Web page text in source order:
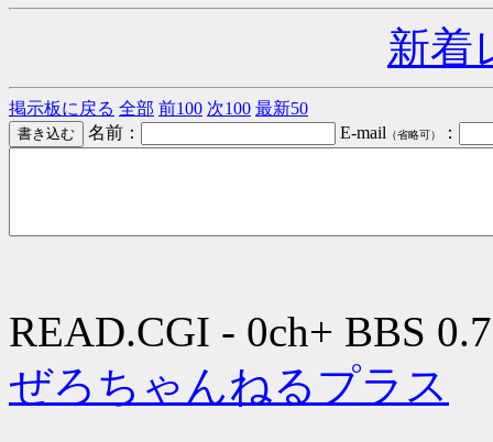
新着
掲示板に戻る 全部 前100 次100 最新50
名前：
E-mail （省略可） ：
READ.CGI - 0ch+ BBS
ぜろちゃんねるプラス